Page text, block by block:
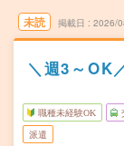
未読 掲載日 2026/
＼週3～OK
職種未経験OK
派遣